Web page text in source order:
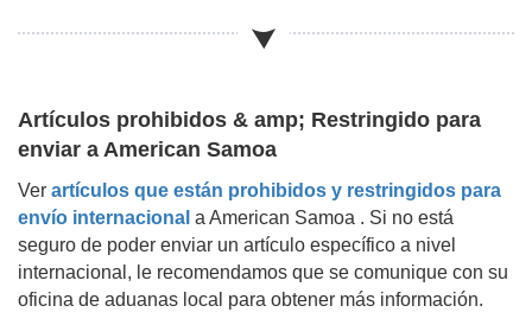
Artículos prohibidos & amp; Restringido para
enviar a American Samoa
Ver artículos que están prohibidos y restringidos para
envío internacional a American Samoa . Si no está
seguro de poder enviar un artículo específico a nivel
internacional, le recomendamos que se comunique con su
oficina de aduanas local para obtener más información.